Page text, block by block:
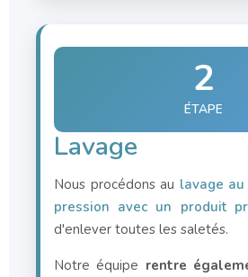
2
ÉTAPE
Lavage
Nous procédons au lavage
pression avec un produit
d'enlever toutes les saletés.
Notre équipe rentre